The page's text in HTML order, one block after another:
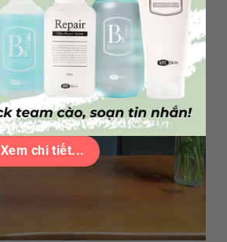
Xem chi tiết...